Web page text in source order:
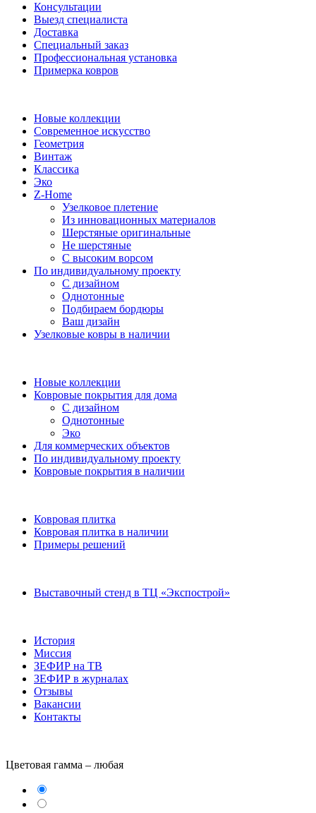
Консультации
Выезд специалиста
Доставка
Специальный заказ
Профессиональная установка
Примерка ковров
Новые коллекции
Современное искусство
Геометрия
Винтаж
Классика
Эко
Z-Home
Узелковое плетение
Из инновационных материалов
Шерстяные оригинальные
Не шерстяные
С высоким ворсом
По индивидуальному проекту
С дизайном
Однотонные
Подбираем бордюры
Ваш дизайн
Узелковые ковры в наличии
Новые коллекции
Ковровые покрытия для дома
С дизайном
Однотонные
Эко
Для коммерческих объектов
По индивидуальному проекту
Ковровые покрытия в наличии
Ковровая плитка
Ковровая плитка в наличии
Примеры решений
Выставочный стенд в ТЦ «Экспострой»
История
Миссия
ЗЕФИР на ТВ
ЗЕФИР в журналах
Отзывы
Вакансии
Контакты
Цветовая гамма – любая